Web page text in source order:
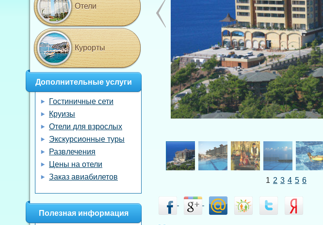
1 2 3 4 5 6
Отели
Курорты
Дополнительные услуги
Гостиничные сети
Круизы
Отели для взрослых
Экскурсионные туры
Развлечения
Цены на отели
Заказ авиабилетов
Полезная информация